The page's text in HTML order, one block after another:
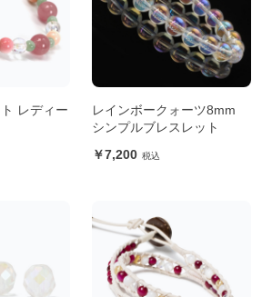
レディー
レインボークォーツ8mm
シンプルブレスレット
7,200